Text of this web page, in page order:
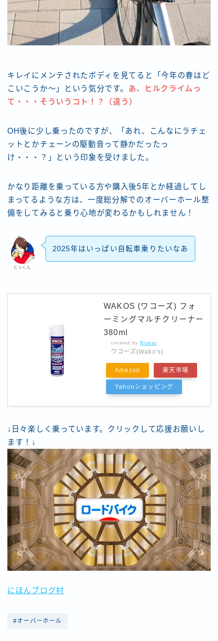
Follow Me
キレイにメンテされたボディを見てると「今年の春はど
こいこうか〜」という気分です。 あ、ヒルクライムっ
て・・・そういうコト！？（違う）
OH後に少し乗ったのですが、「あれ、こんなにラチェ
ットとかチェーンの駆動音って静かだったっ
け・・・？」という印象を受けました。
かなり距離を乗っている方や購入後5年とか経過してし
まってるような方は、一度総分解でのオーバーホール整
備をしてみると乗り心地が変わるかもしれません！
とっくん
2025年はいっぱい自転車乗りたいなあ
WAKOS (ワコーズ) フォ
ーミングマルチクリーナー
380ml
created by Rinker
ワコーズ(Wako's)
Amazon 楽天市場
Yahooショッピング
↓日々楽しく乗っています。クリックして応援お願いし
ます！↓
にほんブログ村
#オーバーホール